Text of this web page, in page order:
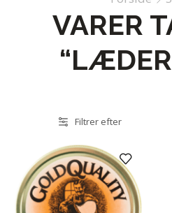
VARER
Filtrer efter